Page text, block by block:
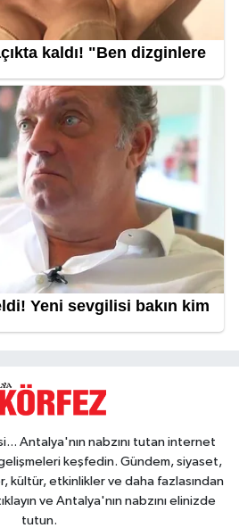
Antalya'nın nabzını tutan internet
keşfedin. Gündem, siyaset,
kültür, etkinlikler ve daha fazlasından
ve Antalya'nın nabzını elinizde
tutun.